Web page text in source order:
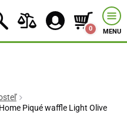
0 MENU
Piqué waffle Light Olive